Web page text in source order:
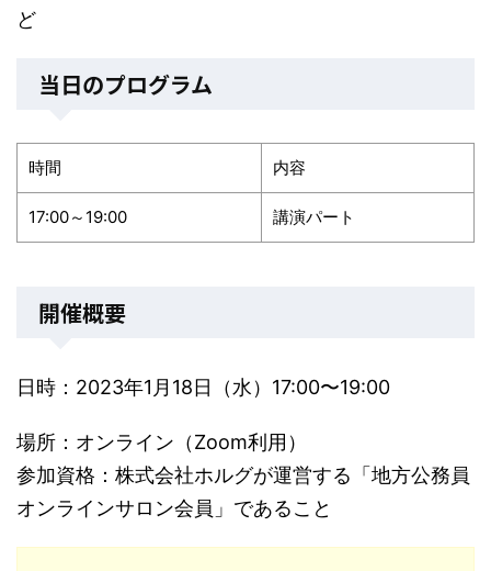
ど
当日のプログラム
時間 内容
17:00～19:00 講演パート
開催概要
日時：2023年1月18日（水）17:00〜19:00
場所：オンライン（Zoom利用）
参加資格：株式会社ホルグが運営する「地方公務員
オンラインサロン会員」であること